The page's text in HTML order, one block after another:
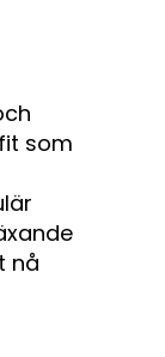
som
nå